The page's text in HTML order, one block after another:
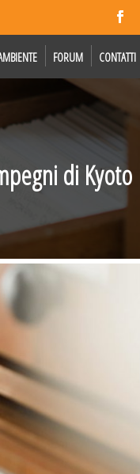
FORUM CONTATTI
di Kyoto